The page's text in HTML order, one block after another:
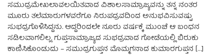
ಸಮುದ್ರಮೇಖಲಾವಲಯಿತವಾದ ವಿಶಾಲಸಾಮ್ರಾಜ್ಯವನ್ನು ತನ್ನ ನಂತರ
ಮೂರು ತಲೆಮಾರುಗಳವರೆಗೂ ನಿರುಪದ್ರವದಿಂದ ಅನುಭವಿಸುವಷ್ಟು
ಸುಭದ್ರಗೊಳಿಸಿದ್ದನು. ಆದ್ದರಿಂದಲೇ ನೂರು ವರ್ಷಕ್ಕೆ ಮುಂಚೆ ಆ ಬಂಧನ
ಸಡಿಲವಾಗಲಿಲ್ಲ. ಗುಪ್ತಸಾಮ್ರಾಜ್ಯದ ಸುಭದ್ರವಾದ ಗೋಡೆಯಲ್ಲಿ ಬಿರುಕು
ಕಾಣಿಸಿಕೊಂಡುದು – ಸಮುದ್ರಗುಪ್ತನ ಮೊಮ್ಮಗನಾದ ಕುಮಾರಗುಪ್ತನ […]